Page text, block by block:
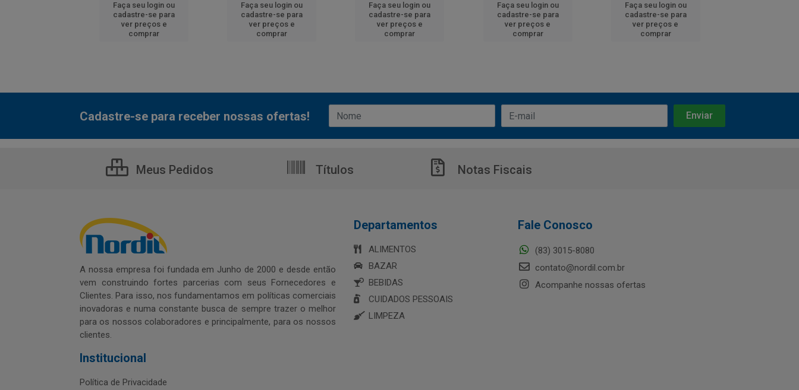
Faça seu login ou
cadastre-se para
ver preços e
comprar
Faça seu login ou
cadastre-se para
ver preços e
comprar
Faça seu login ou
cadastre-se para
ver preços e
comprar
Faça seu login ou
cadastre-se para
ver preços e
comprar
Faça seu login ou
cadastre-se para
ver preços e
comprar
Cadastre-se para receber nossas ofertas!
Meus Pedidos Títulos Notas Fiscais
A nossa empresa foi fundada em Junho de 2000 e desde então
vem construindo fortes parcerias com seus Fornecedores e
Clientes. Para isso, nos fundamentamos em políticas comerciais
inovadoras e numa constante busca de sempre trazer o melhor
para os nossos colaboradores e principalmente, para os nossos
clientes.
Institucional
Política de Privacidade
Departamentos
ALIMENTOS
BAZAR
BEBIDAS
CUIDADOS PESSOAIS
LIMPEZA
Fale Conosco
(83) 3015-8080
contato@nordil.com.br
Acompanhe nossas ofertas